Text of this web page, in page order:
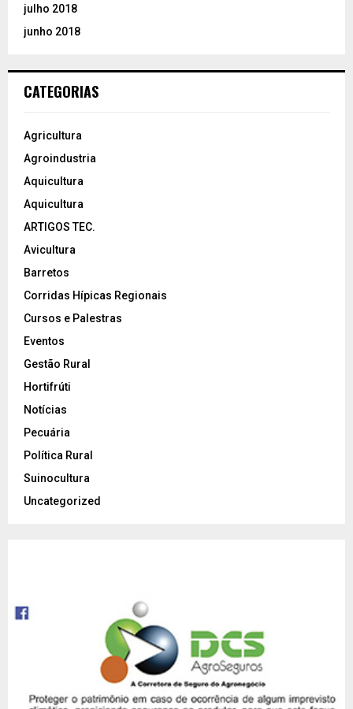
julho 2018
junho 2018
CATEGORIAS
Agricultura
Agroindustria
Aquicultura
Aquicultura
ARTIGOS TEC.
Avicultura
Barretos
Corridas Hípicas Regionais
Cursos e Palestras
Eventos
Gestão Rural
Hortifrúti
Notícias
Pecuária
Política Rural
Suinocultura
Uncategorized